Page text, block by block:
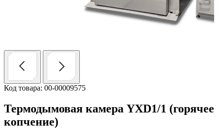
Код товара: 00-00009575
Термодымовая камера YXD1/1 (горячее
копчение)